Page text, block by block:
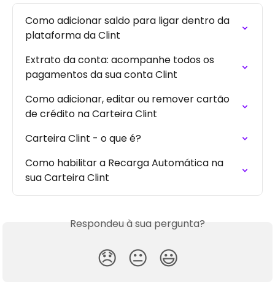
Como adicionar saldo para ligar dentro da
plataforma da Clint
Extrato da conta: acompanhe todos os
pagamentos da sua conta Clint
Como adicionar, editar ou remover cartão
de crédito na Carteira Clint
Carteira Clint - o que é?
Como habilitar a Recarga Automática na
sua Carteira Clint
Respondeu à sua pergunta?
😞 😐 😃